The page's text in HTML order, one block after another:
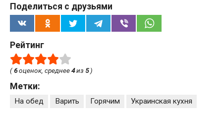
Поделиться с друзьями
Рейтинг
(6оценок, среднее4из 5)
Метки:
На обед Варить Горячим Украинская кухня